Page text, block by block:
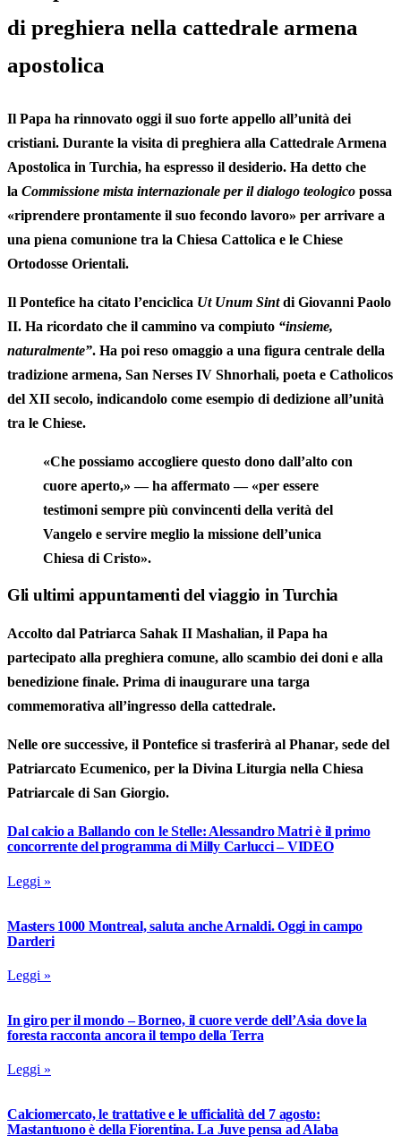
di preghiera nella cattedrale armena
apostolica
Il Papa ha rinnovato oggi il suo forte appello all’unità dei
cristiani. Durante la visita di preghiera alla Cattedrale Armena
Apostolica in Turchia, ha espresso il desiderio. Ha detto che
la Commissione mista internazionale per il dialogo teologico possa
«riprendere prontamente il suo fecondo lavoro» per arrivare a
una piena comunione tra la Chiesa Cattolica e le Chiese
Ortodosse Orientali.
Il Pontefice ha citato l’enciclica Ut Unum Sintdi Giovanni Paolo
II. Ha ricordato che il cammino va compiuto “insieme,
naturalmente”. Ha poi reso omaggio a una figura centrale della
tradizione armena, San Nerses IV Shnorhali, poeta e Catholicos
del XII secolo, indicandolo come esempio di dedizione all’unità
tra le Chiese.
«Che possiamo accogliere questo dono dall’alto con
cuore aperto,» — ha affermato — «per essere
testimoni sempre più convincenti della verità del
Vangelo e servire meglio la missione dell’unica
Chiesa di Cristo».
Gli ultimi appuntamenti del viaggio in Turchia
Accolto dal Patriarca Sahak II Mashalian, il Papa ha
partecipato alla preghiera comune, allo scambio dei doni e alla
benedizione finale. Prima di inaugurare una targa
commemorativa all’ingresso della cattedrale.
Nelle ore successive, il Pontefice si trasferirà al Phanar, sede del
Patriarcato Ecumenico, per la Divina Liturgia nella Chiesa
Patriarcale di San Giorgio.
Dal calcio a Ballando con le Stelle: Alessandro Matri è il primo
concorrente del programma di Milly Carlucci – VIDEO
Leggi »
Masters 1000 Montreal, saluta anche Arnaldi. Oggi in campo
Darderi
Leggi »
In giro per il mondo – Borneo, il cuore verde dell’Asia dove la
foresta racconta ancora il tempo della Terra
Leggi »
Calciomercato, le trattative e le ufficialità del 7 agosto:
Mastantuono è della Fiorentina. La Juve pensa ad Alaba